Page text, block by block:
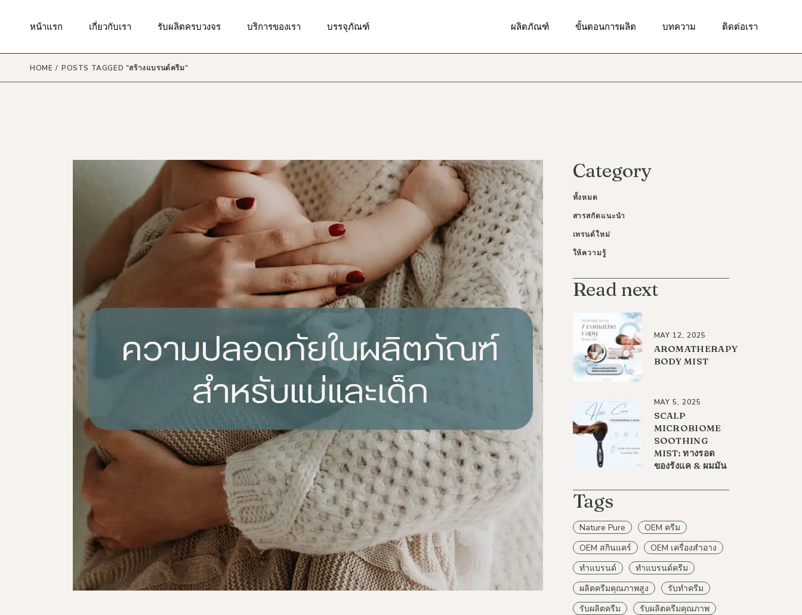
contentหน้าแรก เกี่ยวกับเรา รับผลิตครบวงจร
แม่และเด็ก
เส้นผมและหนังศรีษะ
น้ำหอม
เครื่องสำอาง
ผลิตภัณฑ์ดูแลในช่องปาก
ผลิตภัณฑ์ดูแลจุดซ่อนเร้น
ผลิตภัณฑ์ดูแลผิวสำหรับผู้ชาย
บริการของเรา
บริการให้คำปรึกษาด้านการตลาด
บรรจุภัณฑ์ ผลิตภัณฑ์
ผลิตภัณฑ์เพื่อการดูแลผิวรอบ
ดวงตา
ผลิตภัณฑ์ป้องกันแสงแดด
ผลิตภัณฑ์ผลัดเซลล์ผิว
ผลิตภัณฑ์บำรุงผิวกาย
ขั้นตอนการผลิต บทความ ติดต่อเรา
มาตรฐานของเรา กันแดด
ผิวกาย
ริมฝีปาก
น้ำหอม
ผลิตภัณฑ์ดูแลในช่องปาก
ผลิตภัณฑ์ดูแลจุดซ่อนเร้น
ผลิตภัณฑ์ดูแลผิวสำหรับผู้ชาย
บริการวิจัยและพัฒนาสูตร
สินค้า, โลโก้
รับผลิตบรรจุภัณฑ์แบบพิเศษ ผลิตภัณฑ์ทำความสะอาดผิวหน้า
ผลิตภัณฑ์เพื่อผิวชุ่มชื้น
ผลิตภัณฑ์ผลัดเซลล์ผิว
ผลิตภัณฑ์บำรุงผิวกาย
HOME POSTS TAGGED "สร้างแบรนด์ครีม"
Category
ทั้งหมด
สารสกัดแนะนำ
เทรนด์ใหม่
ให้ความรู้
Read next
MAY 12, 2025
AROMATHERAPY
BODY MIST
MAY 5, 2025
SCALP
MICROBIOME
SOOTHING
MIST: ทางรอด
ของรังแค & ผมมัน
Tags
Nature Pure
OEM ครีม
OEM สกินแคร์
OEM เครื่องสำอาง
ทำแบรนด์
ทำแบรนด์ครีม
ผลิตครีมคุณภาพสูง
รับทำครีม
รับผลิตครีม
รับผลิตครีมคุณภาพ